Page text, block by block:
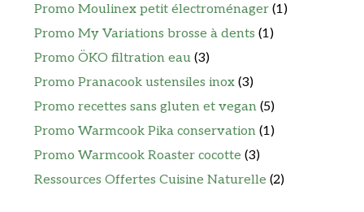
Promo Moulinex petit électroménager (1)
Promo My Variations brosse à dents (1)
Promo ÖKO filtration eau (3)
Promo Pranacook ustensiles inox (3)
Promo recettes sans gluten et vegan (5)
Promo Warmcook Pika conservation (1)
Promo Warmcook Roaster cocotte (3)
Ressources Offertes Cuisine Naturelle (2)